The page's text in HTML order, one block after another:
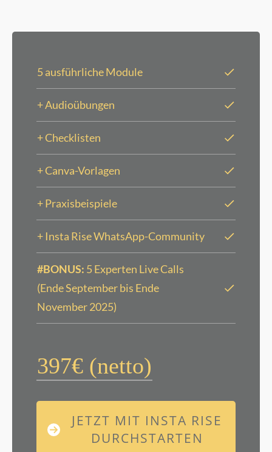
5 ausführliche Module
+ Audioübungen
+ Checklisten
+ Canva-Vorlagen
+ Praxisbeispiele
+ Insta Rise WhatsApp-Community
#BONUS: 5 Experten Live Calls
(Ende September bis Ende
November 2025)
397€ (netto)
JETZT MIT INSTA RISE
DURCHSTARTEN